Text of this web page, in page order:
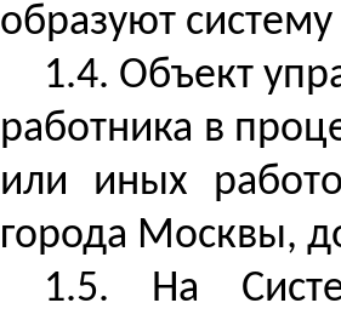
образуют
1.4. Объект
работника в
или иных
города Москвы,
1.5. На